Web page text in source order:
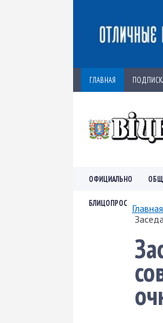
ГЛАВНАЯ
ОФИЦИАЛЬНО
БЛИЦОПРОС Главная